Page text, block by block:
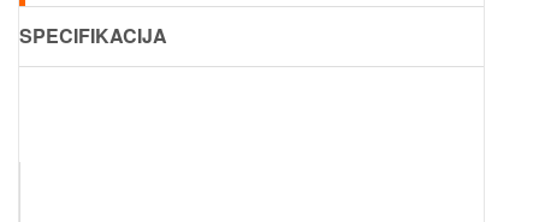
SPECIFIKACIJA